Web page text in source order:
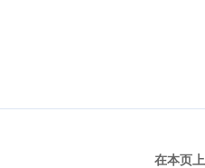
在本页上